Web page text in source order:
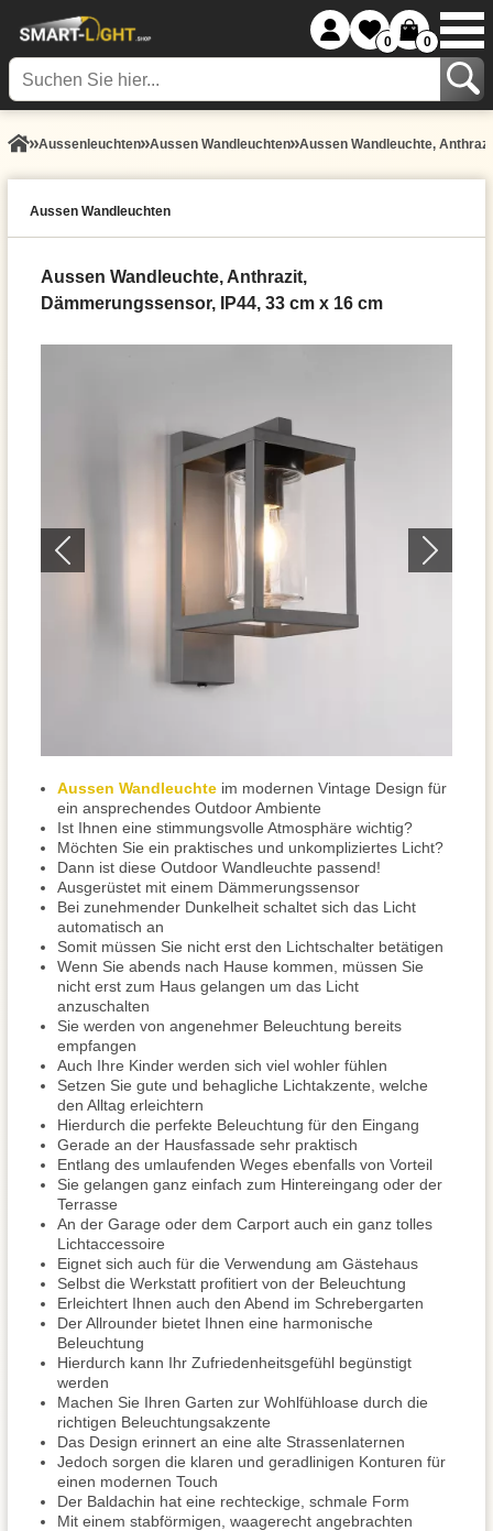
0 0
Aussen­leuchten Aussen Wandleuchten Aussen Wandleuchte,
Aussen Wandleuchten
Aussen Wandleuchte, Anthrazit,
Dämmerungssensor, IP44, 33 cm x 16 cm
Aussen Wandleuchte im modernen Vintage Design für
ein ansprechendes Outdoor Ambiente
Ist Ihnen eine stimmungsvolle Atmosphäre wichtig?
Möchten Sie ein praktisches und unkompliziertes Licht?
Dann ist diese Outdoor Wandleuchte passend!
Ausgerüstet mit einem Dämmerungssensor
Bei zunehmender Dunkelheit schaltet sich das Licht
automatisch an
Somit müssen Sie nicht erst den Lichtschalter betätigen
Wenn Sie abends nach Hause kommen, müssen Sie
nicht erst zum Haus gelangen um das Licht
anzuschalten
Sie werden von angenehmer Beleuchtung bereits
empfangen
Auch Ihre Kinder werden sich viel wohler fühlen
Setzen Sie gute und behagliche Lichtakzente, welche
den Alltag erleichtern
Hierdurch die perfekte Beleuchtung für den Eingang
Gerade an der Hausfassade sehr praktisch
Entlang des umlaufenden Weges ebenfalls von Vorteil
Sie gelangen ganz einfach zum Hintereingang oder der
Terrasse
An der Garage oder dem Carport auch ein ganz tolles
Lichtaccessoire
Eignet sich auch für die Verwendung am Gästehaus
Selbst die Werkstatt profitiert von der Beleuchtung
Erleichtert Ihnen auch den Abend im Schrebergarten
Der Allrounder bietet Ihnen eine harmonische
Beleuchtung
Hierdurch kann Ihr Zufriedenheitsgefühl begünstigt
werden
Machen Sie Ihren Garten zur Wohlfühloase durch die
richtigen Beleuchtungsakzente
Das Design erinnert an eine alte Strassenlaternen
Jedoch sorgen die klaren und geradlinigen Konturen für
einen modernen Touch
Der Baldachin hat eine rechteckige, schmale Form
Mit einem stabförmigen, waagerecht angebrachten